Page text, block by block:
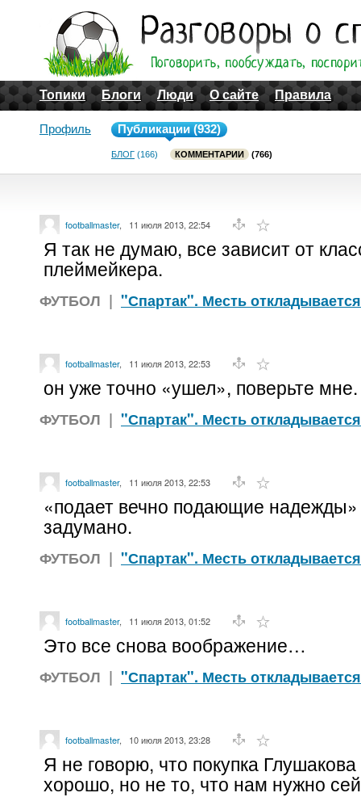
Топики Блоги Люди О сайте Правила
Профиль Публикации (932)
БЛОГ (166) КОММЕНТАРИИ (766)
footballmaster, 11 июля 2013, 22:54
Я так не думаю, все зависит от
плеймейкера.
ФУТБОЛ | "Спартак". Месть откладывается
footballmaster, 11 июля 2013, 22:53
он уже точно «ушел», поверьте мне.
ФУТБОЛ | "Спартак". Месть откладывается
footballmaster, 11 июля 2013, 22:53
«подает вечно подающие
задумано.
ФУТБОЛ | "Спартак". Месть откладывается
footballmaster, 11 июля 2013, 01:52
Это все снова воображение…
ФУТБОЛ | "Спартак". Месть откладывается
footballmaster, 10 июля 2013, 23:28
Я не говорю, что покупка
хорошо, но не то, что нам нужно